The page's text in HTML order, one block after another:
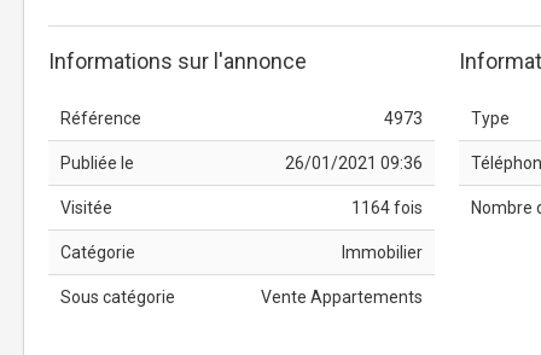
Informations sur l'annonce
Référence 4973
Publiée le 26/01/2021 09:36
Visitée 1164 fois
Catégorie Immobilier
Sous catégorie Vente Appartements
Type
Nombre